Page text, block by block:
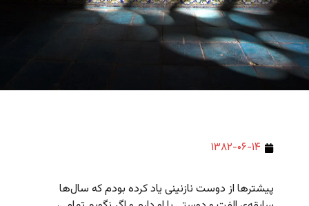
۱۳۸۲-۰۶-۱۴
پیشترها از دوست نازنینی یاد کرده بودم که سال‌ها